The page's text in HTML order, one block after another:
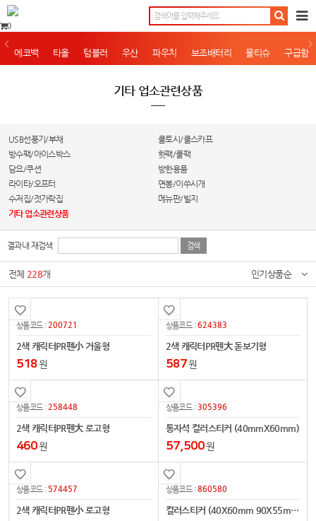
0
에코백 타올 텀블러 우산 파우치 보조배터리 물티슈 구급함
기타 업소관련상품
USB선풍기/부채
쿨토시/쿨스카프
방수팩/아이스박스
핫팩/쿨팩
담요/쿠션
방한용품
라이타/오프터
면봉/이쑤시개
수저집/젓가락집
메뉴판/빌지
기타 업소관련상품
결과내 재검색
전체 228개 인기상품순
상품코드 :200721
2색 캐릭터PR펜小 거울형
518원
상품코드 :624383
2색 캐릭터PR펜大 돋보기형
587원
상품코드 :258448
2색 캐릭터PR펜大 로고형
460원
상품코드 : 305396
통자석 컬러스티커 (40mmX60mm)
57,500원
상품코드 : 574457
2색 캐릭터PR펜小 로고형
상품코드 :860580
컬러스티커 (40X60mm 90X55mm)